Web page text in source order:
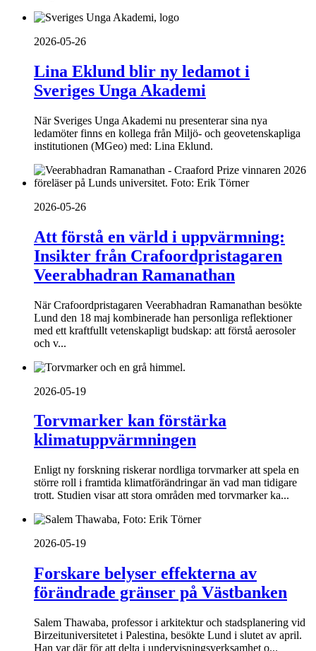
2026-05-26
Lina Eklund blir ny ledamot i
Sveriges Unga Akademi
När Sveriges Unga Akademi nu presenterar sina nya
ledamöter finns en kollega från Miljö- och geovetenskapliga
institutionen (MGeo) med: Lina Eklund.
2026-05-26
Att förstå en värld i uppvärmning:
Insikter från Crafoordpristagaren
Veerabhadran Ramanathan
När Crafoordpristagaren Veerabhadran Ramanathan besökte
Lund den 18 maj kombinerade han personliga reflektioner
med ett kraftfullt vetenskapligt budskap: att förstå aerosoler
och v...
2026-05-19
Torvmarker kan förstärka
klimatuppvärmningen
Enligt ny forskning riskerar nordliga torvmarker att spela en
större roll i framtida klimatförändringar än vad man tidigare
trott. Studien visar att stora områden med torvmarker ka...
2026-05-19
Forskare belyser effekterna av
förändrade gränser på Västbanken
Salem Thawaba, professor i arkitektur och stadsplanering vid
Birzeituniversitetet i Palestina, besökte Lund i slutet av april.
Han var där för att delta i undervisningsverksamhet o...